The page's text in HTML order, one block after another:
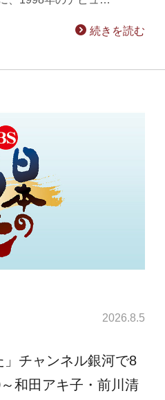
続きを読む
2026.8.5
」チャンネル銀河で8
和田アキ子・前川清